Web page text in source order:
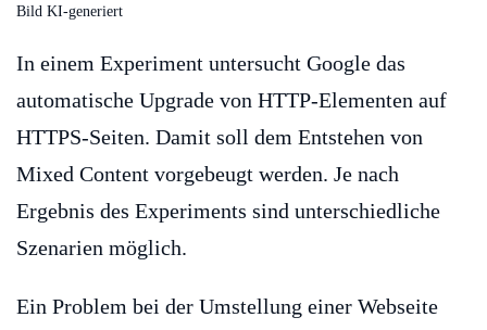
Bild KI-generiert
In einem Experiment untersucht Google das
automatische Upgrade von HTTP-Elementen auf
HTTPS-Seiten. Damit soll dem Entstehen von
Mixed Content vorgebeugt werden. Je nach
Ergebnis des Experiments sind unterschiedliche
Szenarien möglich.
Ein Problem bei der Umstellung einer Webseite